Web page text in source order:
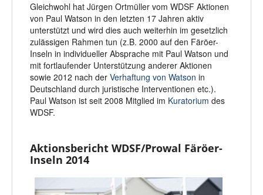
Gleichwohl hat Jürgen Ortmüller vom WDSF Aktionen
von Paul Watson in den letzten 17 Jahren aktiv
unterstützt und wird dies auch weiterhin im gesetzlich
zulässigen Rahmen tun (z.B. 2000 auf den Färöer-
Inseln in individueller Absprache mit Paul Watson und
mit fortlaufender Unterstützung anderer Aktionen
sowie 2012 nach der Verhaftung von Watson in
Deutschland durch juristische Interventionen etc.).
Paul Watson ist seit 2008 Mitglied im Kuratorium des
WDSF.
Aktionsbericht WDSF/Prowal Färöer-
Inseln 2014